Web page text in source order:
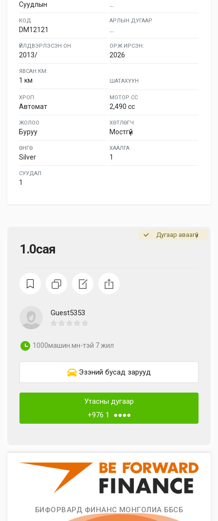
1.0сая
Дугаар аваагүй
Guest5353
1000машин.мн-тэй 7 жил
Эзэний бусад зарууд
Утасны дугаар
+976 1 ●●●●
Суудлын
КОД
DM12121
АРЛЫН ДУГААР
ҮЙЛДВЭРЛЭСЭН ОН
2013/
ОРЖ ИРСЭН:
2026
ЯВСАН КМ:
1 км ШАТАХУУН
ХРОП
Автомат
МОТОР СС
2,490 cc
ЖОЛОО
Буруу
ХӨТЛӨГЧ
Мостгүй
ӨНГӨ
Silver
ХААЛГА
1
СУУДАЛ
1
БИФОРВАРД ФИНАНС МОНГОЛИА ББСБ